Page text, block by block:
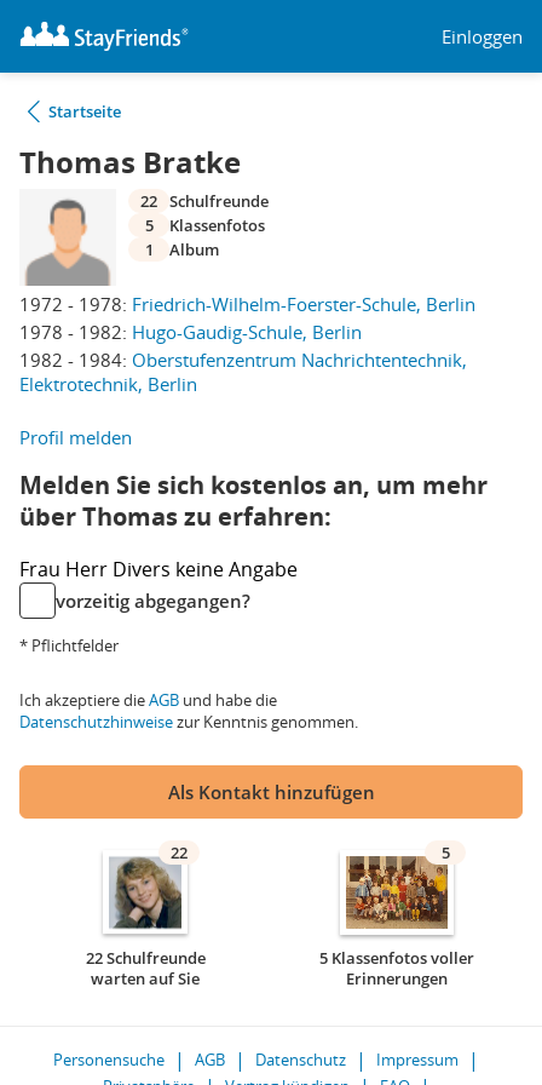
Einloggen
Startseite
Thomas Bratke
1972 - 1978: Friedrich-Wilhelm-Foerster-Schule, Berlin
1978 - 1982: Hugo-Gaudig-Schule, Berlin
1982 - 1984: Oberstufenzentrum Nachrichtentechnik,
Elektrotechnik, Berlin
22 Schulfreunde
5
Klassenfotos
1
Album
Profil melden
Melden Sie sich kostenlos an, um mehr
über Thomas zu erfahren:
Frau Herr Divers keine Angabe
vorzeitig abgegangen?
* Pflichtfelder
Ich akzeptiere dieAGB und habe die
Datenschutzhinweisezur Kenntnis genommen.
Als Kontakt hinzufügen
22
22 Schulfreunde
warten auf Sie
5
5 Klassenfotos voller
Erinnerungen
Personensuche AGB Datenschutz
Impressum